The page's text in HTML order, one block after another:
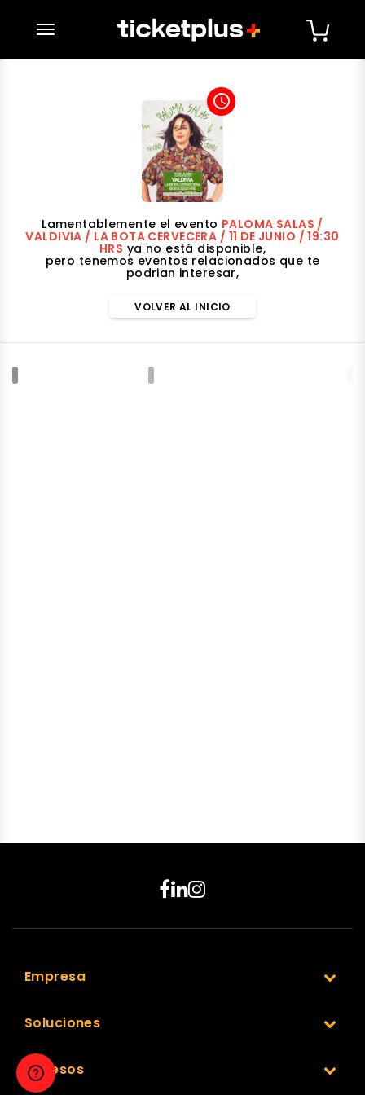
desplegar navegación
access_time
Lamentablemente el evento PALOMA SALAS /
VALDIVIA / LA BOTA CERVECERA / 11 DE JUNIO / 19:30
HRS ya no está disponible,
pero tenemos eventos relacionados que te
podrian interesar,
VOLVER AL INICIO
Empresa
Soluciones
Accesos